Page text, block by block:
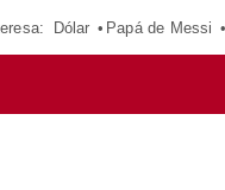
Dólar Papá de Messi